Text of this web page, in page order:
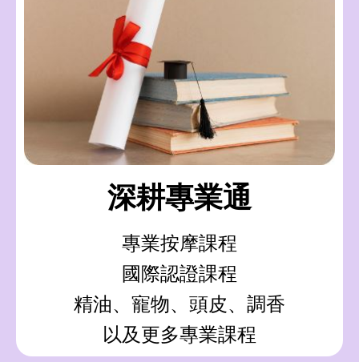
深耕專業通
專業按摩課程
國際認證課程
精油、寵物、頭皮、調香
以及更多專業課程